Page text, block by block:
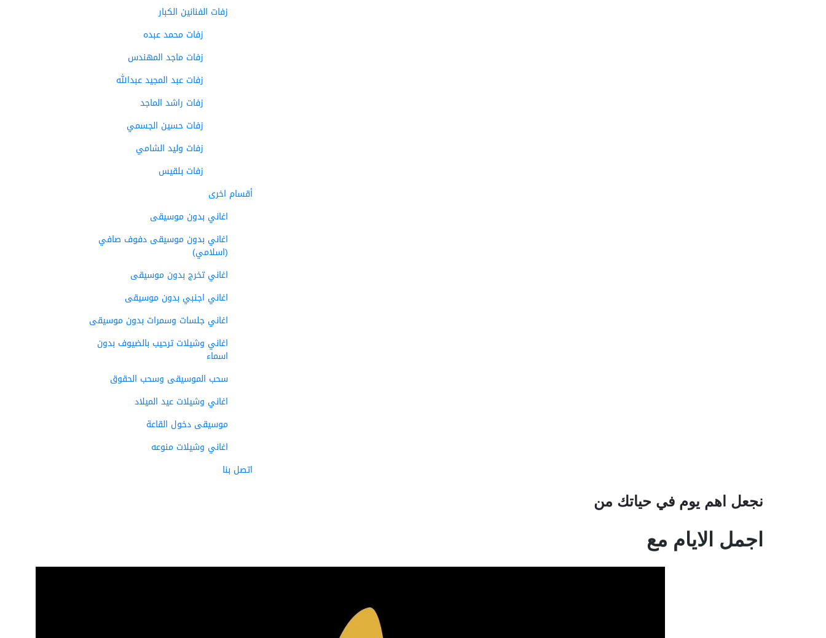
زفات الفنانين الكبار
زفات محمد عبده
زفات ماجد المهندس
زفات عبد المجيد عبدالله
زفات راشد الماجد
زفات حسين الجسمي
زفات وليد الشامي
زفات بلقيس
أقسام اخرى
اغاني بدون موسيقى
اغاني بدون موسيقى دفوف صافي
(اسلامي)
اغاني تخرج بدون موسيقى
اغاني اجنبي بدون موسيقى
اغاني جلسات وسمرات بدون موسيقى
اغاني وشيلات ترحيب بالضيوف بدون
اسماء
سحب الموسيقى وسحب الحقوق
اغاني وشيلات عيد الميلاد
موسيقى دخول القاعة
اغاني وشيلات منوعه
اتصل بنا
نجعل اهم يوم في حياتك من
اجمل الايام مع